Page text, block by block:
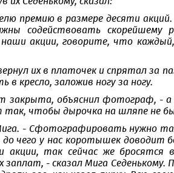
премию в размере десяти
содействовать скорейшему
наши акции, говорите, что
их в платочек и спрятал за
кресло, заложив ногу за ногу.
закрыта, объяснил фотограф, - а
чтобы дырочка на шляпе не
- Сфотографировать нужно
чего у нас коротышек доводит
так сейчас же бросятся
заплат, - сказал Мига